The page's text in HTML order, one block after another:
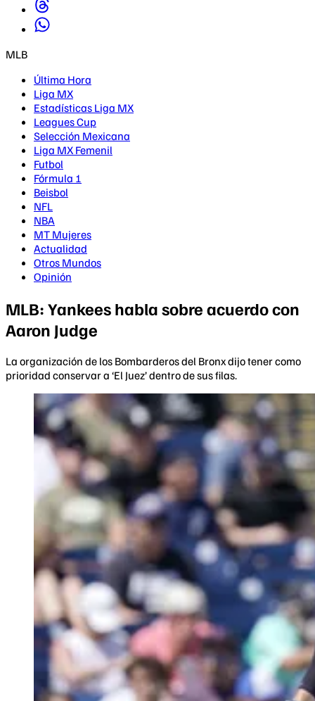
MLB
Última Hora
Liga MX
Estadísticas Liga MX
Leagues Cup
Selección Mexicana
Liga MX Femenil
Futbol
Fórmula 1
Beisbol
NFL
NBA
MT Mujeres
Actualidad
Otros Mundos
Opinión
MLB: Yankees habla sobre acuerdo con
Aaron Judge
La organización de los Bombarderos del Bronx dijo tener como
prioridad conservar a ‘El Juez’ dentro de sus filas.